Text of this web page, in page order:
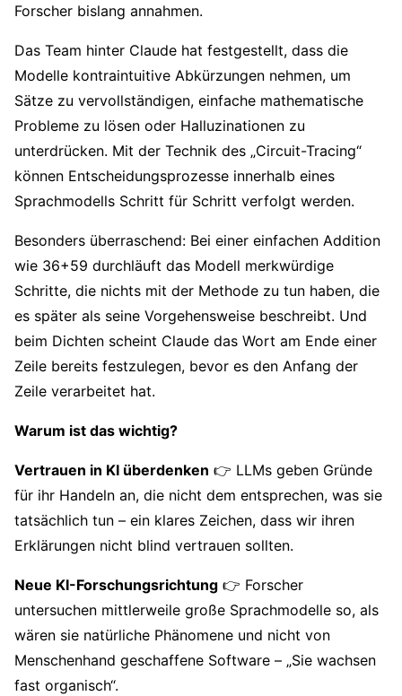
Forscher bislang annahmen.
Das Team hinter Claude hat festgestellt, dass die
Modelle kontraintuitive Abkürzungen nehmen, um
Sätze zu vervollständigen, einfache mathematische
Probleme zu lösen oder Halluzinationen zu
unterdrücken. Mit der Technik des „Circuit-Tracing“
können Entscheidungsprozesse innerhalb eines
Sprachmodells Schritt für Schritt verfolgt werden.
Besonders überraschend: Bei einer einfachen Addition
wie 36+59 durchläuft das Modell merkwürdige
Schritte, die nichts mit der Methode zu tun haben, die
es später als seine Vorgehensweise beschreibt. Und
beim Dichten scheint Claude das Wort am Ende einer
Zeile bereits festzulegen, bevor es den Anfang der
Zeile verarbeitet hat.
Warum ist das wichtig?
Vertrauen in KI überdenken 👉 LLMs geben Gründe
für ihr Handeln an, die nicht dem entsprechen, was sie
tatsächlich tun – ein klares Zeichen, dass wir ihren
Erklärungen nicht blind vertrauen sollten.
Neue KI-Forschungsrichtung 👉 Forscher
untersuchen mittlerweile große Sprachmodelle so, als
wären sie natürliche Phänomene und nicht von
Menschenhand geschaffene Software – „Sie wachsen
fast organisch“.